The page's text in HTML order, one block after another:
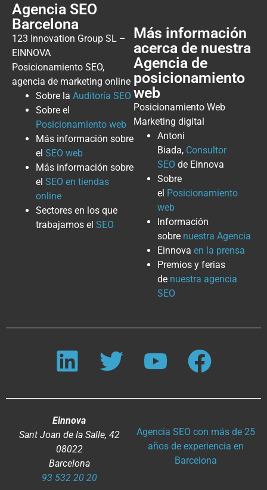
Agencia SEO
Barcelona
123 Innovation Group SL –
EINNOVA
Posicionamiento SEO,
agencia de marketing online
Sobre la Auditoría SEO
Sobre el
Posicionamiento web
Más información sobre
el SEO web
Más información sobre
el SEO en tiendas
online
Sectores en los que
trabajamos el SEO
Más información
acerca de nuestra
Agencia de
posicionamiento
web
Posicionamiento Web
Marketing digital
Antoni
Biada, Consultor
SEO de Einnova
Sobre
el Posicionamiento
web
Información
sobre nuestra Agencia
Einnova en la prensa
Premios y ferias
de nuestra agencia
SEO
Einnova
Sant Joan de la Salle, 42
08022
Barcelona
93 532 20 20
Agencia SEO con más de 25
años de experiencia en
Barcelona